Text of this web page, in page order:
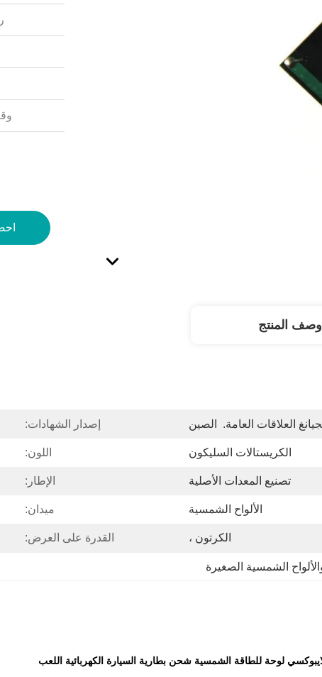
وصف المنتج
العلاقات العامة.  الصين إصدار الشهادات:
الكريستالات السليكون اللون:
تصنيع المعدات الأصلية الإطار:
الألواح الشمسية ميدان:
الكرتون ، القدرة على العرض:
الشمسية الصغيرة